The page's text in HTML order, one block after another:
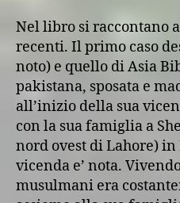
Nel libro si raccontano
recenti. Il primo caso
noto) e quello di Asia
pakistana, sposata e
all’inizio della sua
con la sua famiglia a
nord ovest di Lahore) in
vicenda e’ nota.
musulmani era